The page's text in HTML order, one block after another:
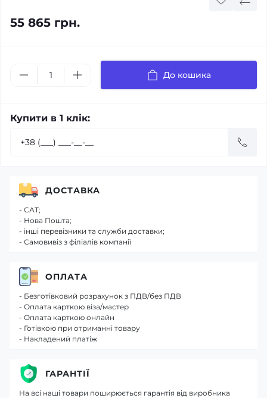
55 865 грн.
До кошика
Купити в 1 клік:
ДОСТАВКА
- САТ;
- Нова Пошта;
- інші перевізники та служби доставки;
- Самовивіз з філіалів компанії
ОПЛАТА
- Безготівковий розрахунок з ПДВ/без ПДВ
- Оплата карткою віза/мастер
- Оплата карткою онлайн
- Готівкою при отриманні товару
- Накладений платіж
ГАРАНТІЇ
На всі наші товари поширюється гарантія від виробника